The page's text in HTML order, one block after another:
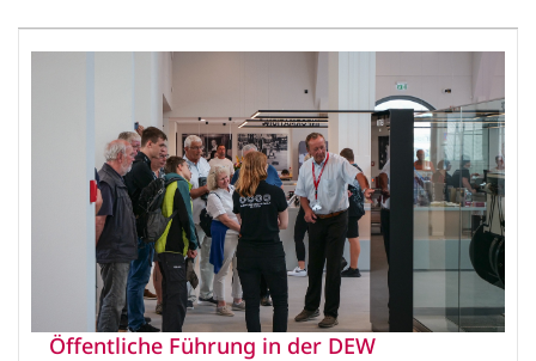
Öffentliche Führung in der DEW